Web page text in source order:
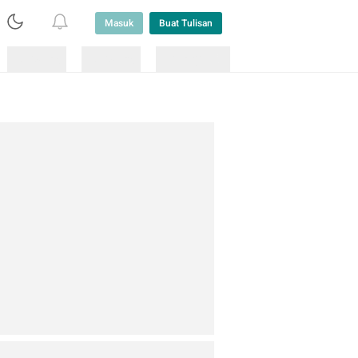
Masuk Buat Tulisan